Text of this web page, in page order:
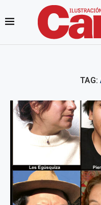
TAG: